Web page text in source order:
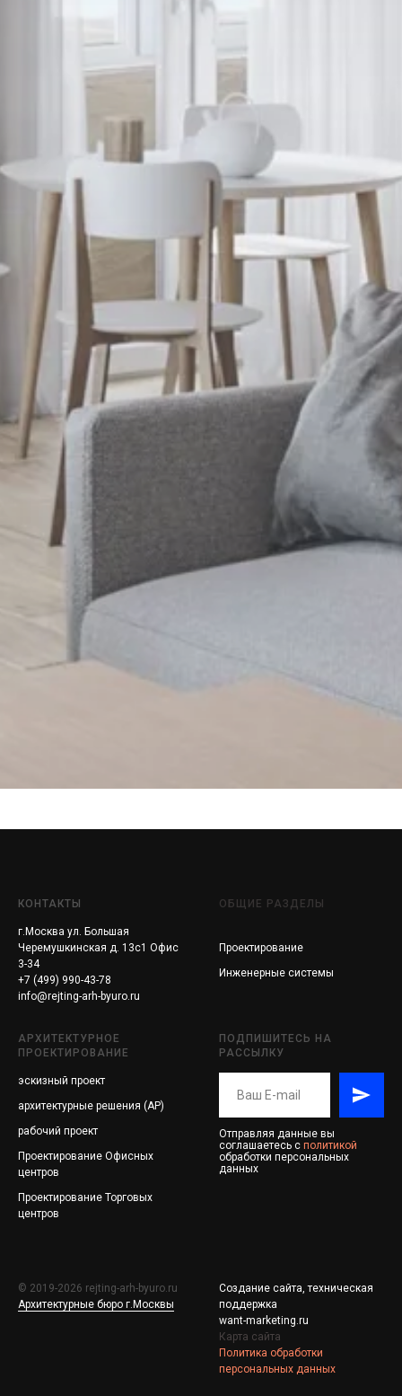
КОНТАКТЫ
г.Москва ул. Большая
Черемушкинская д. 13с1 Офис
3-34
+7 (499) 990-43-78
info@rejting-arh-byuro.ru
ОБЩИЕ РАЗДЕЛЫ
Проектирование
Инженерные системы
АРХИТЕКТУРНОЕ
ПРОЕКТИРОВАНИЕ
эскизный проект
архитектурные решения (АР)
рабочий проект
Проектирование Офисных
центров
Проектирование Торговых
центров
ПОДПИШИТЕСЬ НА
РАССЫЛКУ
Отправляя данные вы
соглашаетесь с политикой
обработки персональных
данных
© 2019-2026 rejting-arh-byuro.ru
Архитектурные бюро г.Москвы
Создание сайта, техническая
поддержка
want-marketing.ru
Карта сайта
Политика обработки
персональных данных